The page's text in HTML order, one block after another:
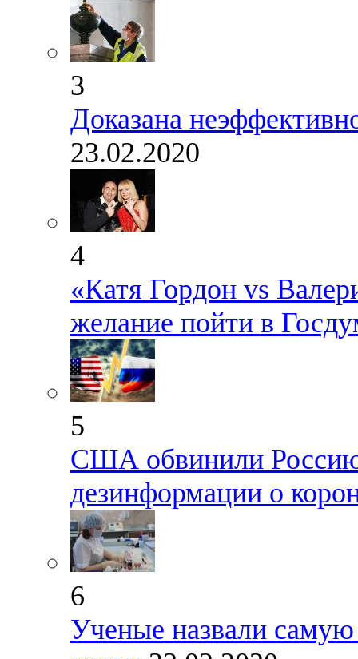
3
Доказана
23.02.2020
4
«Катя Гордон vs
желание пойти в
5
США обвинили Россию
дезинформации о
6
Ученые назвали